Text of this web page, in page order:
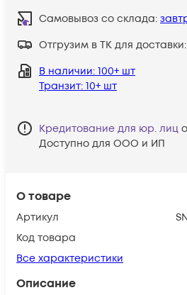
О товаре
Артикул
Код товара
Все характеристики
Описание
Самовывоз со склада:
Отгрузим в ТК для доставки:
В наличии: 100+ шт
Транзит: 10+ шт
Кредитование для юр. лиц
Доступно для ООО и ИП